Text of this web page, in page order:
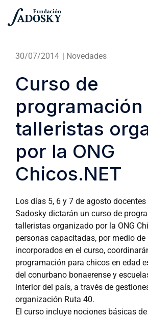
30/07/2014 | Novedades
Curso de
programación
talleristas
por la ONG
Chicos.NET
Los días 5, 6 y 7 de agosto
Sadosky dictarán un curso de
talleristas organizado por la ONG
personas capacitadas, por medio
incorporados en el curso,
programación para chicos en edad
del conurbano bonaerense y
interior del país, a través de
organización Ruta 40.
El curso incluye nociones básicas